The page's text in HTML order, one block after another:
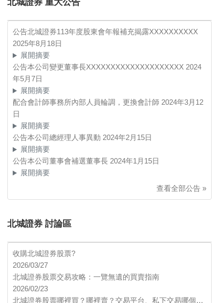
北城證券 重大公告
公告北城證券113年度股東會年報補充揭露XXXXXXXXXX
2025年8月18日
展開摘要
公告本公司變更董事長XXXXXXXXXXXXXXXXXXXX 2024
年5月7日
展開摘要
配合會計師事務所內部人員輪調，更換會計師 2024年3月12
日
展開摘要
公告本公司總經理人事異動 2024年2月15日
展開摘要
公告本公司董事會補選董事長 2024年1月15日
展開摘要
查看全部公告 »
北城證券 討論區
收購北城證券股票?
2026/03/27
北城證券股票交易攻略：一覽無遺的買賣指南
2026/02/23
北城證券股票哪裡買？哪裡賣？交易平台、私下交易哪個…